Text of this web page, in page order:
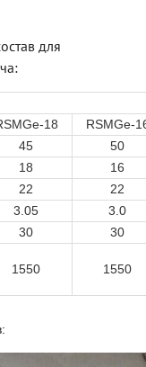
для
18
RSMGe-
45
50
18
16
22
22
3.05
3.0
30 30
1550 1550